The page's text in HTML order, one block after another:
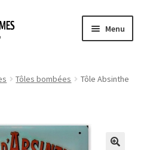
Menu
Réclames
Tôles bombées
Tôle Absinthe